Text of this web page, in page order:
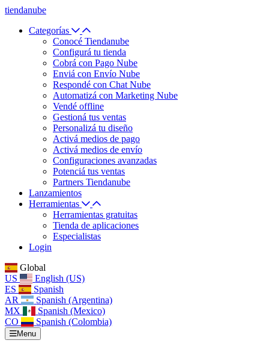
tiendanube
Categorías
Conocé Tiendanube
Configurá tu tienda
Cobrá con Pago Nube
Enviá con Envío Nube
Respondé con Chat Nube
Automatizá con Marketing Nube
Vendé offline
Gestioná tus ventas
Personalizá tu diseño
Activá medios de pago
Activá medios de envío
Configuraciones avanzadas
Potenciá tus ventas
Partners Tiendanube
Lanzamientos
Herramientas
Herramientas gratuitas
Tienda de aplicaciones
Especialistas
Login
Global
US
English (US)
ES
Spanish
AR
Spanish (Argentina)
MX
Spanish (Mexico)
CO
Spanish (Colombia)
Menu